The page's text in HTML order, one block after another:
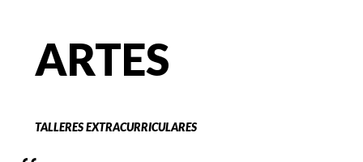
ARTES
TALLERES EXTRACURRICULARES